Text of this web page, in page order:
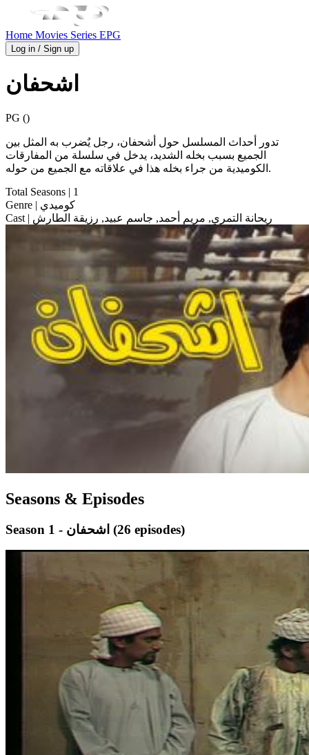
Home Movies Series EPG
Log in / Sign up
اشحفان
PG ()
تدور أحداث المسلسل حول أشحفان، رجل يٌضرب به المثل بين
الجميع بسبب بخله الشديد، يدخل في سلسلة من المفارقات
الكوميدية من جراء بخله هذا في علاقاته مع الجميع من حوله.
Total Seasons | 1
Genre
| كوميدي
Cast
| ريحانة التمري, مريم أحمد, جاسم عبيد, رزيقة الطارش
Seasons & Episodes
(26 episodes)